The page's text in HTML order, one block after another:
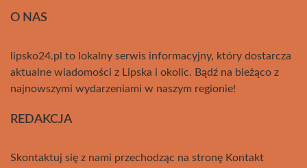
O NAS
lipsko24.pl to lokalny serwis informacyjny, który dostarcza
aktualne wiadomości z Lipska i okolic. Bądź na bieżąco z
najnowszymi wydarzeniami w naszym regionie!
REDAKCJA
Skontaktuj się z nami przechodząc na stronę Kontakt